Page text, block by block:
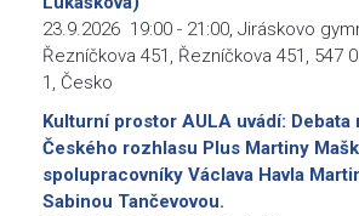
23.9.2026 19:00 - 21:00, Jiráskovo
Řezníčkova 451, Řezníčkova 451, 547
1, Česko
Kulturní prostor AULA uvádí: Debata
Českého rozhlasu Plus Martiny
spolupracovníky Václava Havla
Sabinou Tančevovou.